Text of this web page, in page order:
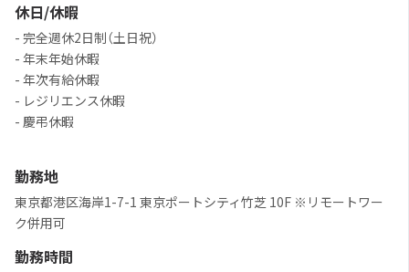
休日/休暇
- 完全週休2日制（土日祝）
- 年末年始休暇
- 年次有給休暇
- レジリエンス休暇
- 慶弔休暇
勤務地
東京都港区海岸1-7-1 東京ポートシティ竹芝 10F ※リモートワー
ク併用可
勤務時間